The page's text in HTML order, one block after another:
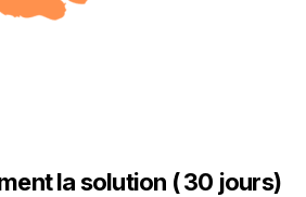
la solution ( 30 jours)